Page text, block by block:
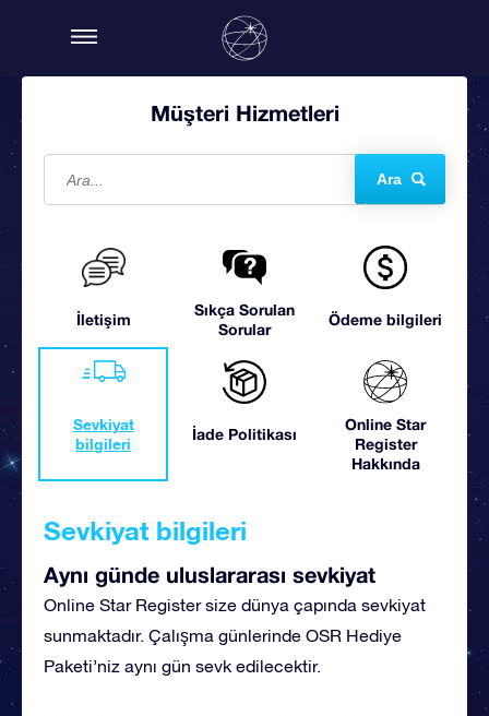
Müşteri Hizmetleri
Ara
İletişim
Sıkça Sorulan
Sorular
Ödeme bilgileri
Sevkiyat
bilgileri
İade Politikası
Online Star
Register
Hakkında
Sevkiyat bilgileri
Aynı günde uluslararası sevkiyat
Online Star Register size dünya çapında sevkiyat
sunmaktadır. Çalışma günlerinde OSR Hediye
Paketi’niz aynı gün sevk edilecektir.